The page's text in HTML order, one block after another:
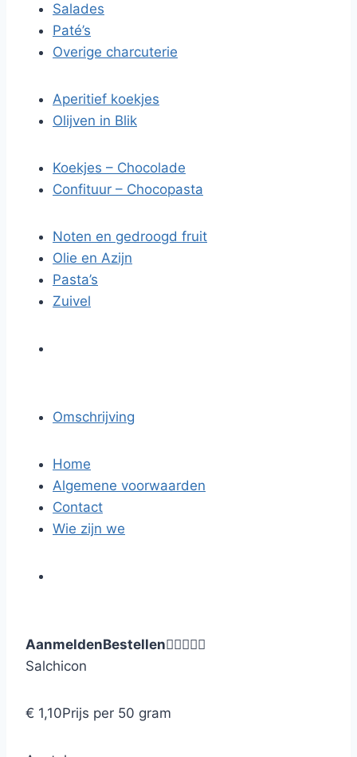
Salades
Paté’s
Overige charcuterie
Aperitief koekjes
Olijven in Blik
Koekjes – Chocolade
Confituur – Chocopasta
Noten en gedroogd fruit
Olie en Azijn
Pasta’s
Zuivel
Omschrijving
Home
Algemene voorwaarden
Contact
Wie zijn we
AanmeldenBestellen
Salchicon
€ 1,10Prijs per 50 gram